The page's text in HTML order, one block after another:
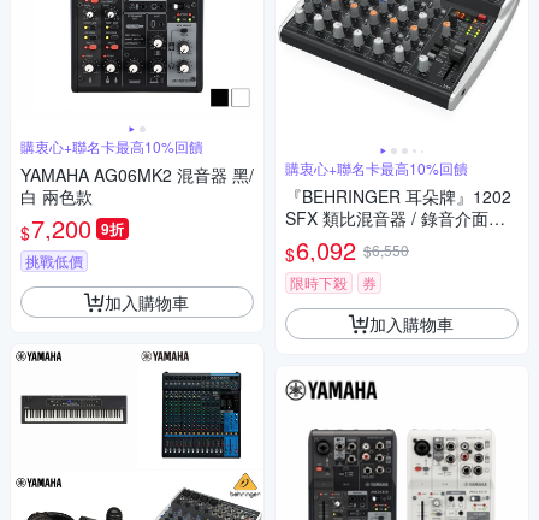
購衷心+聯名卡最高10%回饋
YAMAHA AG06MK2 混音器 黑/
白 兩色款
$7,200 9折
挑戰低價
加入購物車
購衷心+聯名卡最高10%回饋
『BEHRINGER 耳朵牌』1202
SFX 類比混音器 / 錄音介面直
播神器 / 公司貨
$6,092 $6,550
限時下殺
券
加入購物車